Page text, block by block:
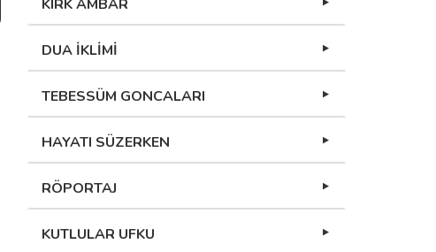
KIRK AMBAR
DUA İKLİMİ
TEBESSÜM GONCALARI
HAYATI SÜZERKEN
RÖPORTAJ
KUTLULAR UFKU